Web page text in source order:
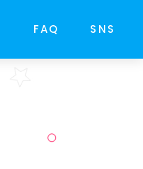
FAQ SNS